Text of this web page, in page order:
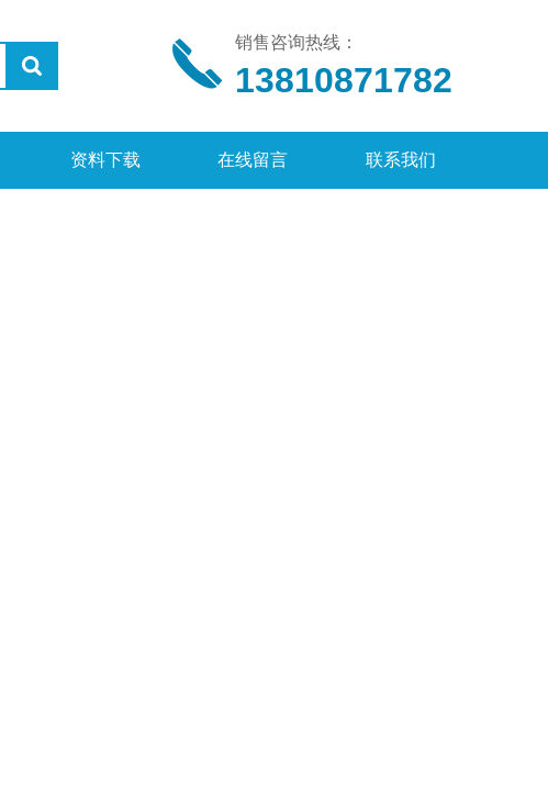
销售咨询热线：
13810871782
资料下载 在线留言 联系我们